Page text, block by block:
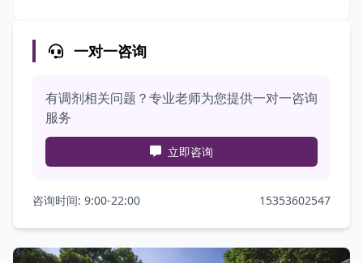
一对一咨询
有调剂相关问题？专业老师为您提供一对一咨询
服务
立即咨询
咨询时间: 9:00-22:00 15353602547